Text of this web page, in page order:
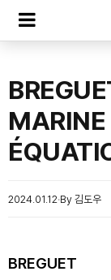
2024.01.12 By 김도우
BREGUET